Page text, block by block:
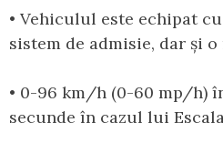
• Vehiculul este echipat
sistem de admisie, dar și o
• 0-96 km/h (0-60 mp/h)
secunde în cazul lui